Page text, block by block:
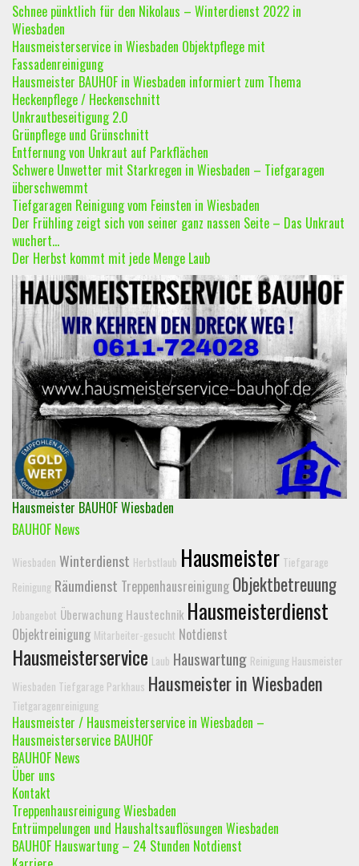
Schnee pünktlich für den Nikolaus – Winterdienst 2022 in
Wiesbaden
Hausmeisterservice in Wiesbaden Objektpflege mit
Fassadenreinigung
Hausmeister BAUHOF in Wiesbaden informiert zum Thema
Heckenpflege / Heckenschnitt
Unkrautbeseitigung 2.0
Grünpflege und Grünschnitt
Entfernung von Unkraut auf Parkflächen
Schwere Unwetter mit Starkregen in Wiesbaden – Tiefgaragen
überschwemmt
Tiefgaragen Reinigung vom Feinsten in Wiesbaden
Der Frühling zeigt sich von seiner ganz nassen Seite – Das Unkraut
wuchert…
Der Herbst kommt mit jede Menge Laub
Hausmeister BAUHOF Wiesbaden
BAUHOF News
Wiesbaden Winterdienst Herbstlaub Hausmeister Tiefgarage
Reinigung Räumdienst Treppenhausreinigung Objektbetreuung
Jobangebot Überwachung Haustechnik Hausmeisterdienst
Objektreinigung Mitarbeiter-gesucht Notdienst
Hausmeisterservice Laub Hauswartung Reinigung Hausmeister
Wiesbaden Tiefgarage Parkhaus Hausmeister in Wiesbaden
Tietgaragenreinigung
Hausmeister / Hausmeisterservice in Wiesbaden –
Hausmeisterservice BAUHOF
BAUHOF News
Über uns
Kontakt
Treppenhausreinigung Wiesbaden
Entrümpelungen und Haushaltsauflösungen Wiesbaden
BAUHOF Hauswartung – 24 Stunden Notdienst